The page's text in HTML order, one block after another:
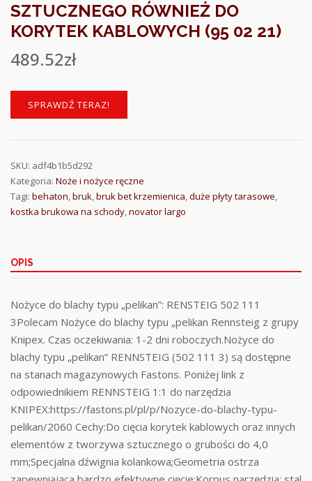
SZTUCZNEGO RÓWNIEŻ DO
KORYTEK KABLOWYCH (95 02 21)
489.52zł
SPRAWDŹ TERAZ!
SKU: adf4b1b5d292
Kategoria: Noże i nożyce ręczne
Tagi: behaton,bruk,bruk bet krzemienica,duże płyty tarasowe,
kostka brukowa na schody,novator largo
OPIS
Nożyce do blachy typu „pelikan”: RENSTEIG 502 111
3Polecam Nożyce do blachy typu „pelikan Rennsteig z grupy
Knipex. Czas oczekiwania: 1-2 dni roboczych.Nożyce do
blachy typu „pelikan” RENNSTEIG (502 111 3) są dostępne
na stanach magazynowych Fastons. Poniżej link z
odpowiednikiem RENNSTEIG 1:1 do narzędzia
KNIPEX:https://fastons.pl/pl/p/Nozyce-do-blachy-typu-
pelikan/2060 Cechy:Do cięcia korytek kablowych oraz innych
elementów z tworzywa sztucznego o grubości do 4,0
mm;Specjalna dźwignia kolankowa;Geometria ostrza